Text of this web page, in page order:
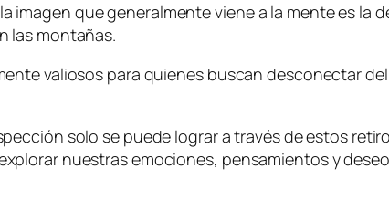
imagen que generalmente viene a la mente es la
las montañas.
valiosos para quienes buscan desconectar
solo se puede lograr a través de estos
nuestras emociones, pensamientos y